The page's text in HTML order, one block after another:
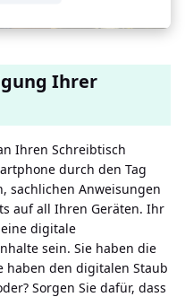
Ihrer
Ihren Schreibtisch
durch den Tag
sachlichen Anweisungen
auf all Ihren Geräten. Ihr
digitale
sein. Sie haben die
haben den digitalen Staub
Sorgen Sie dafür, dass